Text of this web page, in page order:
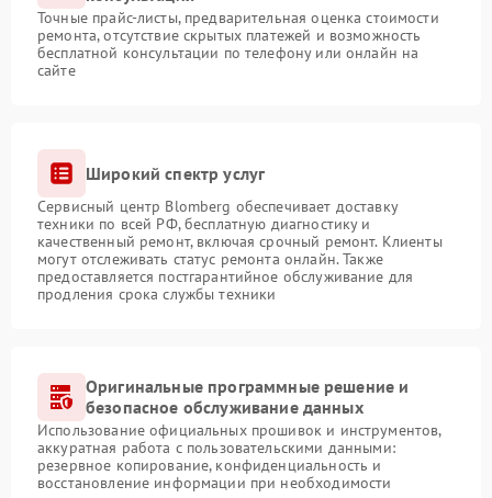
Точные прайс-листы, предварительная оценка стоимости
ремонта, отсутствие скрытых платежей и возможность
бесплатной консультации по телефону или онлайн на
сайте
Широкий спектр услуг
Сервисный центр Blomberg обеспечивает доставку
техники по всей РФ, бесплатную диагностику и
качественный ремонт, включая срочный ремонт. Клиенты
могут отслеживать статус ремонта онлайн. Также
предоставляется постгарантийное обслуживание для
продления срока службы техники
Оригинальные программные решение и
безопасное обслуживание данных
Использование официальных прошивок и инструментов,
аккуратная работа с пользовательскими данными:
резервное копирование, конфиденциальность и
восстановление информации при необходимости